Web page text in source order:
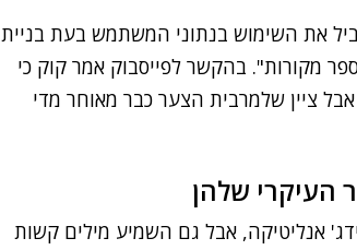
את השימוש בנתוני המשתמש בעת בניית
מקורות". בהקשר לפייסבוק אמר קוק כי
ציין שלמרבית הצער כבר מאוחר מדי
העיקרי שלהן
אנליטיקה, אבל גם השמיע מילים קשות